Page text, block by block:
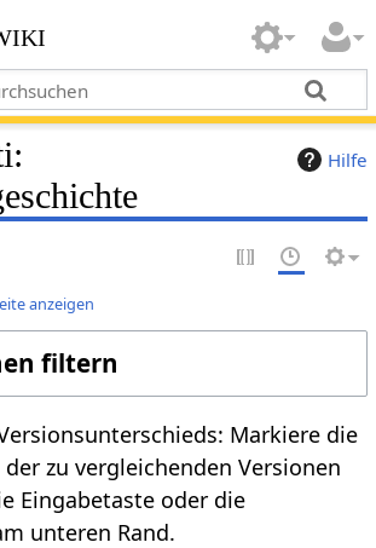
Hilfe
anzeigen
filtern
Markiere die
zu vergleichenden Versionen
Eingabetaste oder die
unteren Rand.